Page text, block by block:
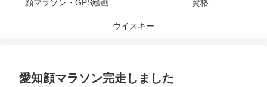
顔マラソン・GPS絵画 資格
ウイスキー
愛知顔マラソン完走しました